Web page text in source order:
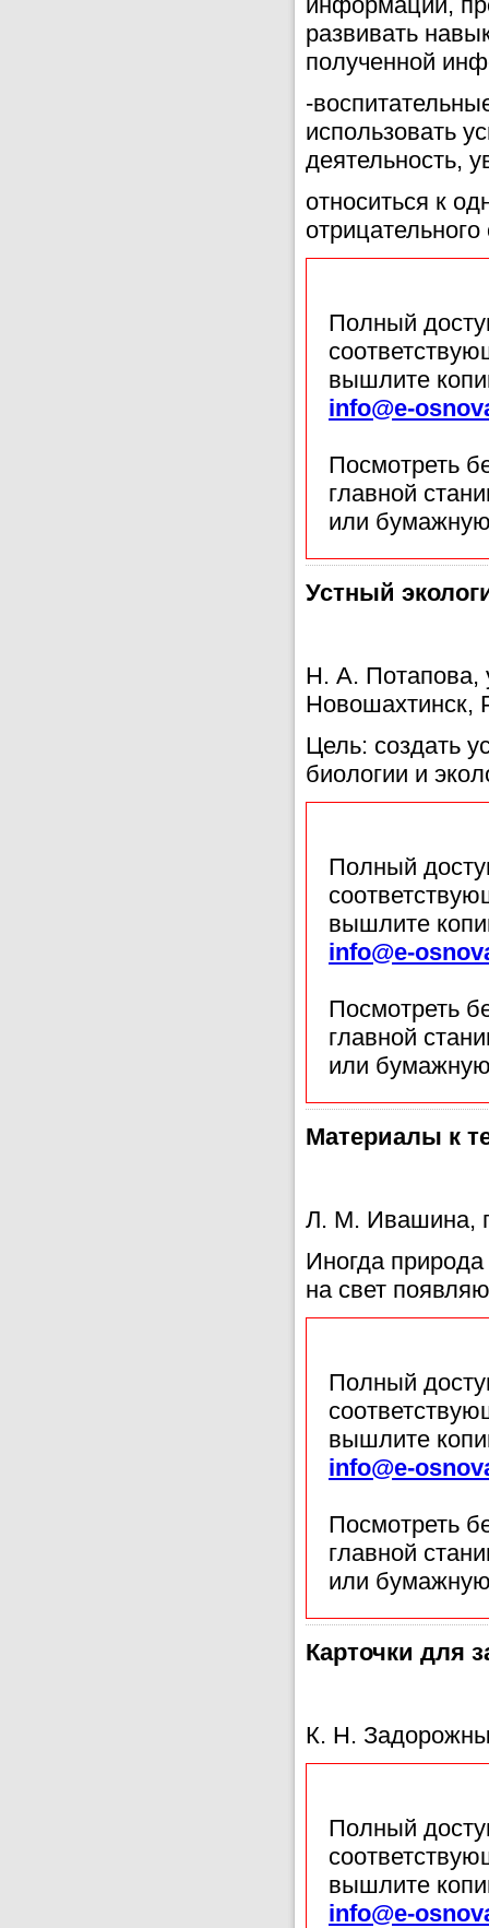
развивать
полученной
-
использовать
деятельность,
относиться к
Полный
вышлите
info@e-
Посмотреть
главной
или
Устный
Н. А. Потапова,
Новошахтинск,
Цель: создать
биологии и
Полный
вышлите
info@e-
Посмотреть
главной
или
Материалы к
Л. М. Ивашина,
Иногда
на свет
Полный
вышлите
info@e-
Посмотреть
главной
или
Карточки для
К. Н.
Полный
вышлите
info@e-